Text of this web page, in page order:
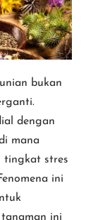
bukan
dengan
mana
tingkat stres
ini
ini